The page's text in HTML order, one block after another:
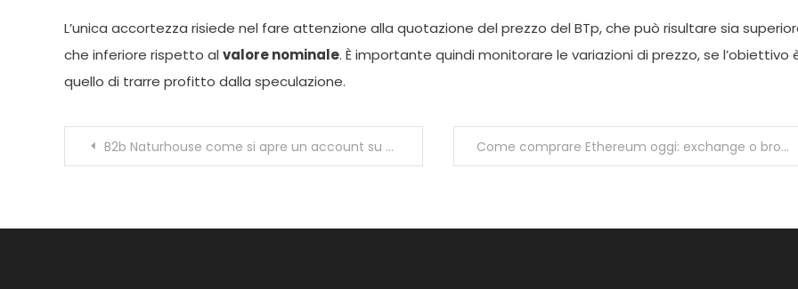
L’unica accortezza risiede nel fare attenzione alla quotazione del prezzo del BTp, che può risultare sia
che inferiore rispetto al valore nominale. È importante quindi monitorare le variazioni di prezzo, se l’obiettivo
quello di trarre profitto dalla speculazione.
Navigazione
B2b Naturhouse come si apre un account su questo sito Come comprare Ethereum oggi: exchange o broker?